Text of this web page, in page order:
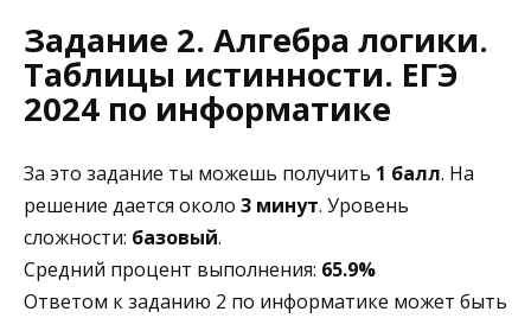
Задание 2. Алгебра логики.
Таблицы истинности. ЕГЭ
2024 по информатике
За это задание ты можешь получить 1 балл. На
решение дается около 3 минут. Уровень
сложности: базовый.
Средний процент выполнения: 65.9%
Ответом к заданию 2 по информатике может быть